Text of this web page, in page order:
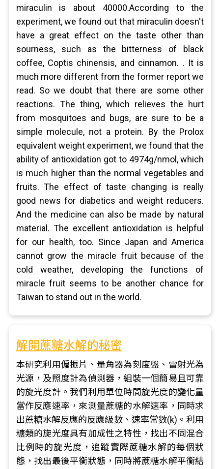
miraculin is about 40000.According to the
experiment, we found out that miraculin doesn't
have a great effect on the taste other than
sourness, such as the bitterness of black
coffee, Coptis chinensis, and cinnamon. . It is
much more different from the former report we
read. So we doubt that there are some other
reactions. The thing, which relieves the hurt
from mosquitoes and bugs, are sure to be a
simple molecule, not a protein. By the Prolox
equivalent weight experiment, we found that the
ability of antioxidation got to 4974g/nmol, which
is much higher than the normal vegetables and
fruits. The effect of taste changing is really
good news for diabetics and weight reducers.
And the medicine can also be made by natural
material. The excellent antioxidation is helpful
for our health, too. Since Japan and America
cannot grow the miracle fruit because of the
cold weather, developing the functions of
miracle fruit seems to be another chance for
Taiwan to stand out in the world.
解開蔗糖水解的秘密
本研究利用偏振片、量角器為刻度盤、雷射光為
光源，及照度計為偵測器，組裝一個簡易且可靠
的旋光度計。我們利用單位時間旋光度的變化量
當作反應速率，來測量蔗糖的水解速率，同時求
出蔗糖水解反應的反應級數、速率常數(k)。利用
糖類的旋光度具有加成性之特性，找出不同混合
比例時的旋光度，追蹤實際蔗糖水解的每個狀
態，找出最後平衡狀態，同時將蔗糖水解平衡結